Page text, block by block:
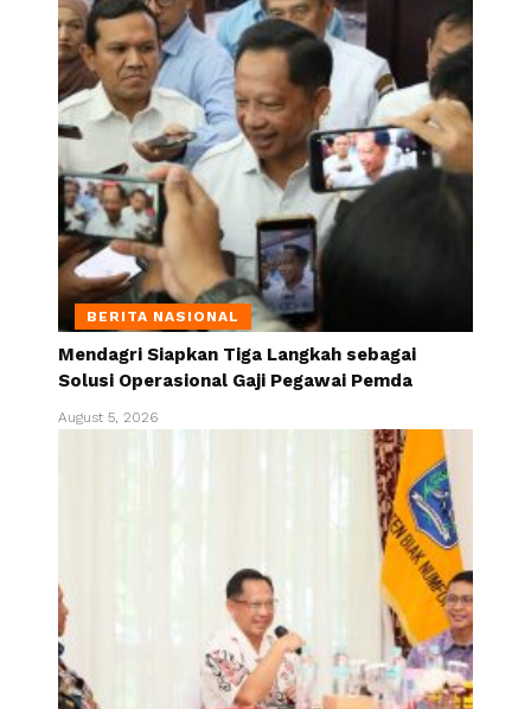
BERITA NASIONAL
Mendagri Siapkan Tiga Langkah sebagai
Solusi Operasional Gaji Pegawai Pemda
August 5, 2026